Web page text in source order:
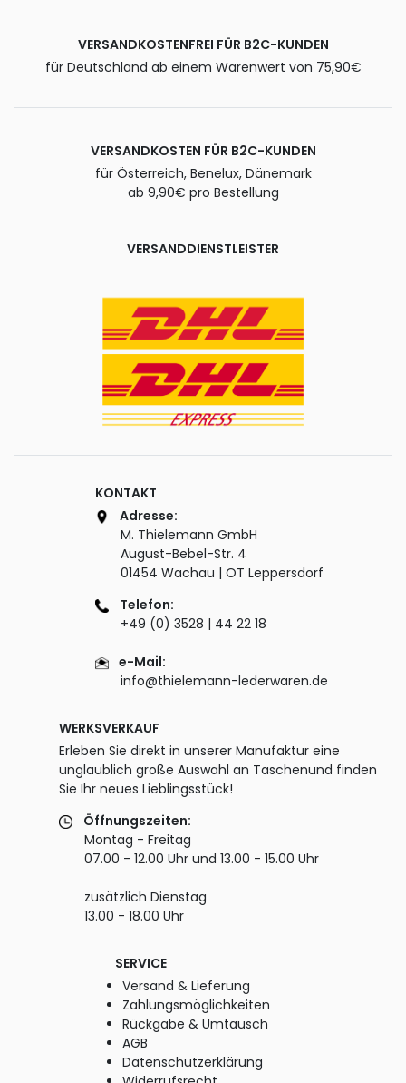
VERSANDKOSTENFREI FÜR B2C-KUNDEN
für Deutschland ab einem Warenwert von 75,90€
VERSANDKOSTEN FÜR B2C-KUNDEN
für Österreich, Benelux, Dänemark
ab 9,90€ pro Bestellung
VERSANDDIENSTLEISTER
KONTAKT
Adresse:
M. Thielemann GmbH
August-Bebel-Str. 4
01454 Wachau | OT Leppersdorf
Telefon:
+49 (0) 3528 | 44 22 18
e-Mail:
info@thielemann-lederwaren.de
WERKSVERKAUF
Erleben Sie direkt in unserer Manufaktur eine
unglaublich große Auswahl an Taschenund finden
Sie Ihr neues Lieblingsstück!
Öffnungszeiten:
Montag - Freitag
07.00 - 12.00 Uhr und 13.00 - 15.00 Uhr
zusätzlich Dienstag
13.00 - 18.00 Uhr
SERVICE
Versand & Lieferung
Zahlungsmöglichkeiten
Rückgabe & Umtausch
AGB
Datenschutzerklärung